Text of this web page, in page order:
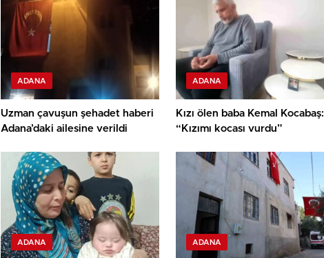
ADANA
Uzman çavuşun şehadet haberi
Adana’daki ailesine verildi
ADANA
Kızı ölen baba Kemal Kocabaş:
“Kızımı kocası vurdu”
ADANA ADANA